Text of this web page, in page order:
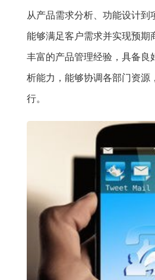
从产品需求分析、功能设计到
能够满足客户需求并实现预期
丰富的产品管理经验，具备良
析能力，能够协调各部门资源
行。